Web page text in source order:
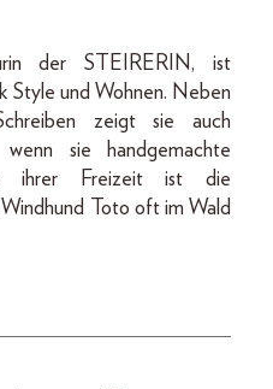
der STEIRERIN, ist
Style und Wohnen. Neben
zeigt sie auch
wenn sie handgemachte
ihrer Freizeit ist die
Toto oft im Wald